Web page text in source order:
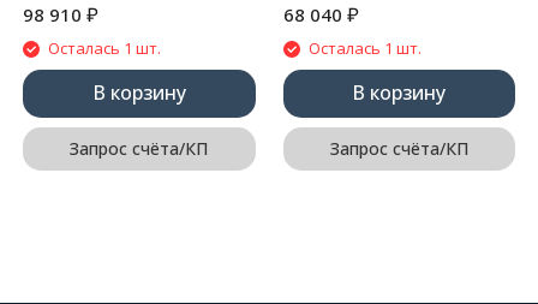
98 910 ₽
Осталась 1 шт.
В корзину
Запрос счёта/КП
68 040 ₽
Осталась 1 шт.
В корзину
Запрос счёта/КП